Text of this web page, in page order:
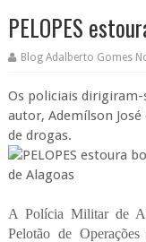
PELOPES
Blog Adalberto Gomes
Os policiais
autor, Ademílson
de drogas.
A Polícia Militar de
Pelotão de